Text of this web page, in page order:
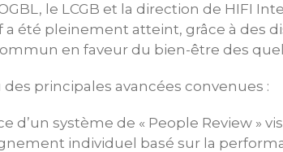
le LCGB et la direction de HIFI
été pleinement atteint, grâce à des
en faveur du bien-être des
principales avancées convenues :
d’un système de « People Review »
individuel basé sur la